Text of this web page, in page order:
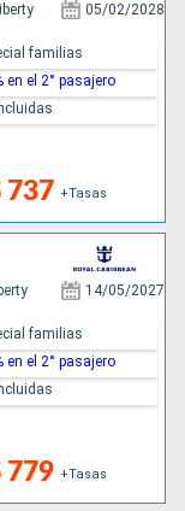
05/02/2028
737 +Tasas
familias
en el 2° pasajero
14/05/2027
779 +Tasas
familias
en el 2° pasajero